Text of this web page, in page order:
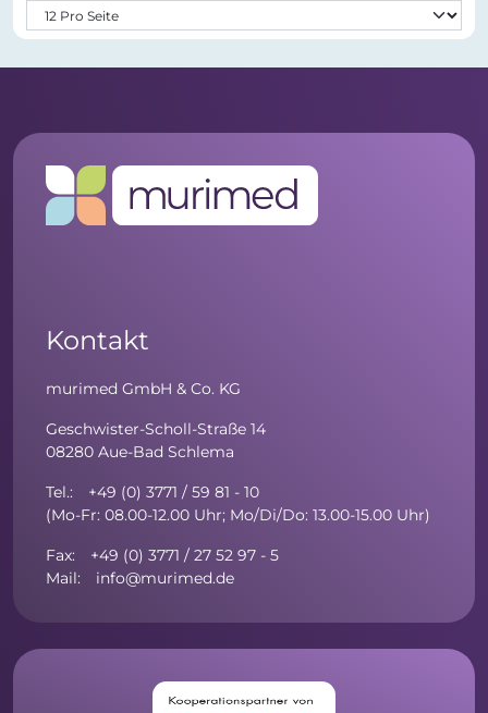
Kontakt
murimed GmbH & Co. KG
Geschwister-Scholl-Straße 14
08280 Aue-Bad Schlema
Tel.: +49 (0) 3771 / 59 81 - 10
(Mo-Fr: 08.00-12.00 Uhr; Mo/Di/Do: 13.00-15.00 Uhr)
Fax: +49 (0) 3771 / 27 52 97 - 5
Mail: info@murimed.de